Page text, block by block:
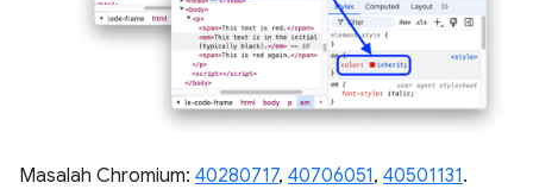
Masalah Chromium: 40280717, 40706051, 40501131.